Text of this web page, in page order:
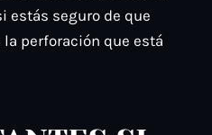
estás seguro de que
perforación que está